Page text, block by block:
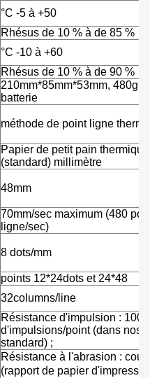
°C -5 à +50
Rhésus de 10 % à de 85 %
°C -10 à +60
Rhésus de 10 % à de 90 %
210mm*85mm*53mm, 480g
batterie
méthode de point ligne
Papier de petit pain
(standard) millimètre
48mm
70mm/sec maximum (480
ligne/sec)
8 dots/mm
points 12*24dots et 24*48
32columns/line
Résistance d'impulsion : 100
d'impulsions/point (dans nos
standard) ;
Résistance à l'abrasion :
(rapport de papier